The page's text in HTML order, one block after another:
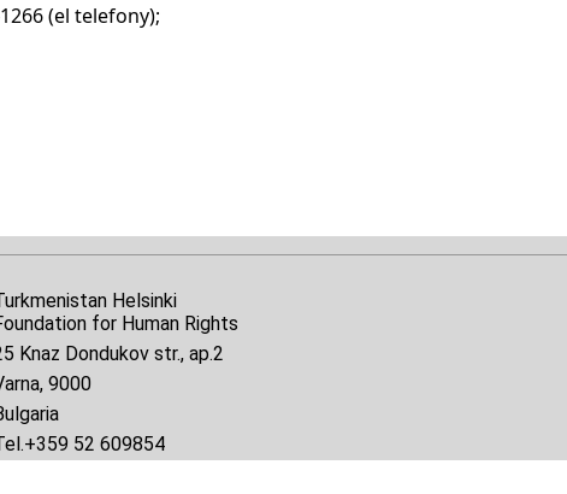
(el telefony);
Helsinki
for Human Rights
Knaz Dondukov str., ap.2
9000
+359 52 609854